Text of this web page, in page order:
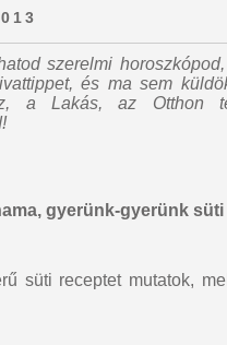
szerelmi
és ma sem
a Lakás, az Otthon
gyerünk-gyerünk süti
süti receptet mutatok,